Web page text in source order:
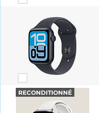
RECONDITIONNÉ